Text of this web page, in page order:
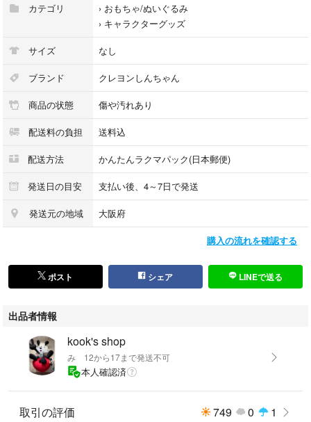
カテゴリ
› おもちゃ/ぬいぐるみ
› キャラクターグッズ
サイズ なし
ブランド クレヨンしんちゃん
商品の状態 傷や汚れあり
配送料の負担 送料込
配送方法 かんたんラクマパック(日本郵便)
発送日の目安 支払い後、4～7日で発送
発送元の地域 大阪府
購入の流れを確認する
ポスト シェア LINEで送る
出品者情報
kook's shop
み 12から17まで発送不可
本人確認済
取引の評価 749 0 1